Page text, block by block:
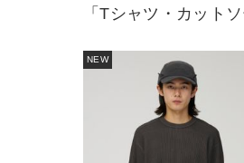
「Tシャツ・カット
NEW